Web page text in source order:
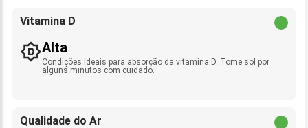
Vitamina D
Alta
Condições ideais para absorção da vitamina D. Tome sol por
alguns minutos com cuidado.
Qualidade do Ar